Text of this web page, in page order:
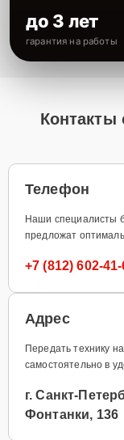
до 3 лет
гарантия на работы
Контакты
Телефон
Наши специалисты
предложат
+7 (812) 602-
Адрес
Передать технику
самостоятельно в
г. Санкт-
Фонтанки, 136